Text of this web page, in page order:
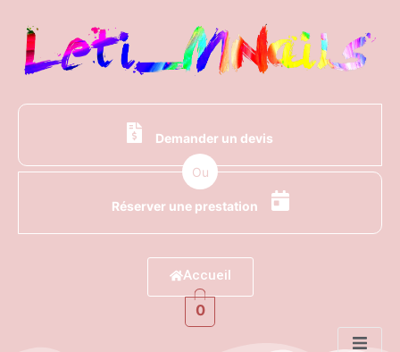
Demander un devis
Ou
Réserver une prestation
Accueil
0